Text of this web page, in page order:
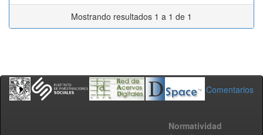
Mostrando resultados 1 a 1 de 1
Comentarios
Normatividad